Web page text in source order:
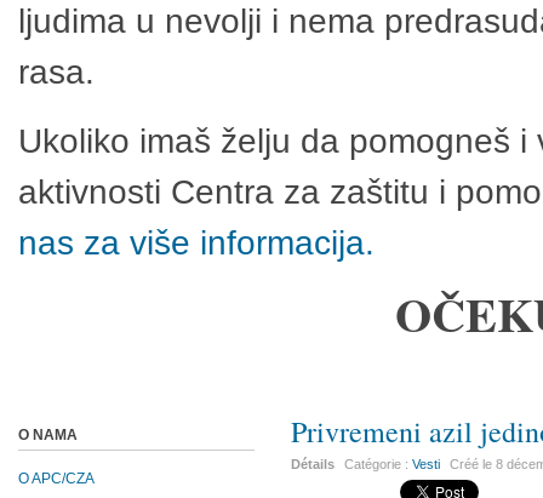
ljudima u nevolji i nema
rasa.
Ukoliko imaš želju da pomogneš
aktivnosti Centra za zaštitu i
nas za više informacija.
Privremeni azil
Détails Catégorie :Vesti Créé le8
O NAMA
O APC/CZA